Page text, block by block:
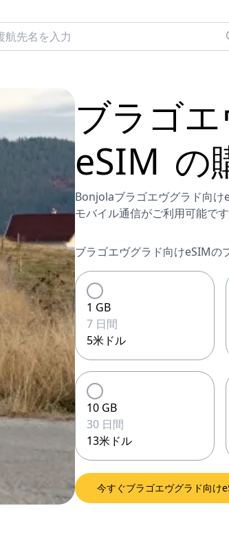
ブラゴ
eSIM の
Bonjolaブラゴエヴグラド向
モバイル通信がご利用可能で
ブラゴエヴグラド向けeSIMの
1 GB
7 日間
5米ドル
10 GB
30 日間
13米ドル
今すぐブラゴエヴグラド向け